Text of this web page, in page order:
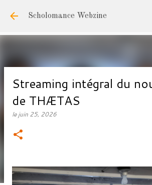
Accéder au contenu
Scholomance Webzine
Streaming intégral du
de THÆTAS
lejuin 25, 2026